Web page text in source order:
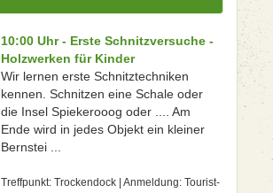
10:00 Uhr - Erste Schnitzversuche -
Holzwerken für Kinder
Wir lernen erste Schnitztechniken
kennen. Schnitzen eine Schale oder
die Insel Spiekerooog oder .... Am
Ende wird in jedes Objekt ein kleiner
Bernstei ...
Treffpunkt: Trockendock | Anmeldung: Tourist-